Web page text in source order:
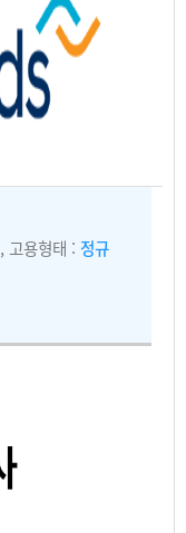
, 고용형태 : 정규